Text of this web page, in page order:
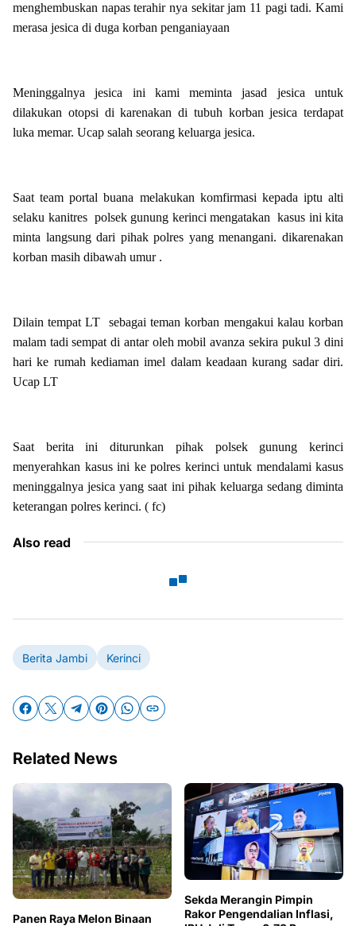
menghembuskan napas terahir nya sekitar jam 11 pagi tadi. Kami
merasa jesica di duga korban penganiayaan
Meninggalnya jesica ini kami meminta jasad jesica untuk
dilakukan otopsi di karenakan di tubuh korban jesica terdapat
luka memar. Ucap salah seorang keluarga jesica.
Saat team portal buana melakukan komfirmasi kepada iptu alti
selaku kanitres polsek gunung kerinci mengatakan kasus ini kita
minta langsung dari pihak polres yang menangani. dikarenakan
korban masih dibawah umur .
Dilain tempat LT sebagai teman korban mengakui kalau korban
malam tadi sempat di antar oleh mobil avanza sekira pukul 3 dini
hari ke rumah kediaman imel dalam keadaan kurang sadar diri.
Ucap LT
Saat berita ini diturunkan pihak polsek gunung kerinci
menyerahkan kasus ini ke polres kerinci untuk mendalami kasus
meninggalnya jesica yang saat ini pihak keluarga sedang diminta
keterangan polres kerinci. ( fc)
Also read
Berita Jambi Kerinci
Related News
Panen Raya Melon Binaan
Sekda Merangin Pimpin
Rakor Pengendalian Inflasi,